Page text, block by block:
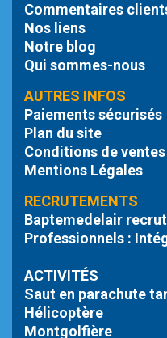
Commentaires
Nos liens
Notre blog
Qui sommes-nous
AUTRES INFOS
Paiements sécurisés
Plan du site
Conditions de ventes
Mentions Légales
RECRUTEMENTS
Baptemedelair
Professionnels :
ACTIVITÉS
Saut en parachute
Hélicoptère
Montgolfière